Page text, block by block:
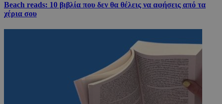
Beach reads: 10 βιβλία που δεν θα θέλεις να αφήσεις από τα
χέρια σου